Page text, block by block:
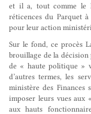
et il a, tout comme le
réticences du Parquet
pour leur action
Sur le fond, ce procès
brouillage de la décision
de « haute politique »
d’autres termes, les
ministère des Finances
imposer leurs vues aux
aux hauts